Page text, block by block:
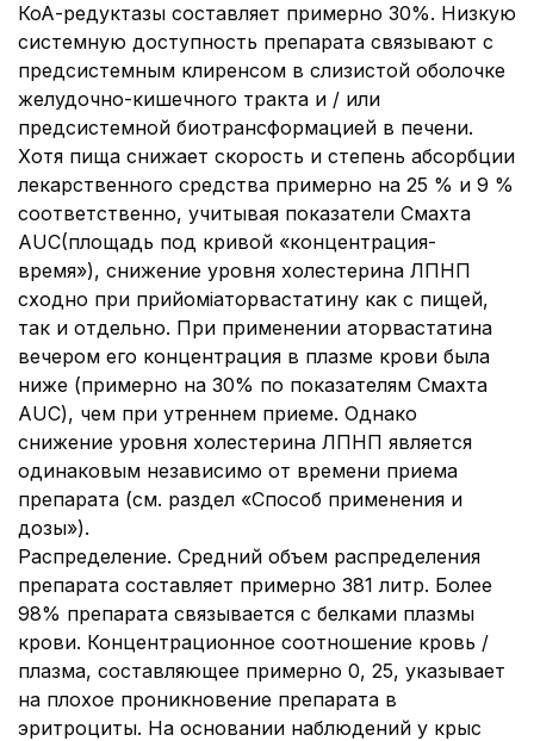
КоА-редуктазы составляет примерно 30%. Низкую
системную доступность препарата связывают с
предсистемным клиренсом в слизистой оболочке
желудочно-кишечного тракта и / или
предсистемной биотрансформацией в печени.
Хотя пища снижает скорость и степень абсорбции
лекарственного средства примерно на 25 % и 9 %
соответственно, учитывая показатели Смахта
AUC(площадь под кривой «концентрация-
время»), снижение уровня холестерина ЛПНП
сходно при прийоміаторвастатину как с пищей,
так и отдельно. При применении аторвастатина
вечером его концентрация в плазме крови была
ниже (примерно на 30% по показателям Смахта
AUC), чем при утреннем приеме. Однако
снижение уровня холестерина ЛПНП является
одинаковым независимо от времени приема
препарата (см. раздел «Способ применения и
дозы»).
Распределение. Средний объем распределения
препарата составляет примерно 381 литр. Более
98% препарата связывается с белками плазмы
крови. Концентрационное соотношение кровь /
плазма, составляющее примерно 0, 25, указывает
на плохое проникновение препарата в
эритроциты. На основании наблюдений у крыс